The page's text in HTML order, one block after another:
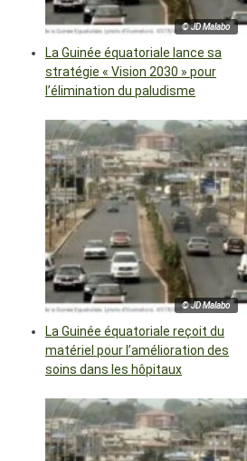
© JD Malabo
La Guinée équatoriale lance sa
stratégie « Vision 2030 » pour
l’élimination du paludisme
© JD Malabo
La Guinée équatoriale reçoit du
matériel pour l’amélioration des
soins dans les hôpitaux